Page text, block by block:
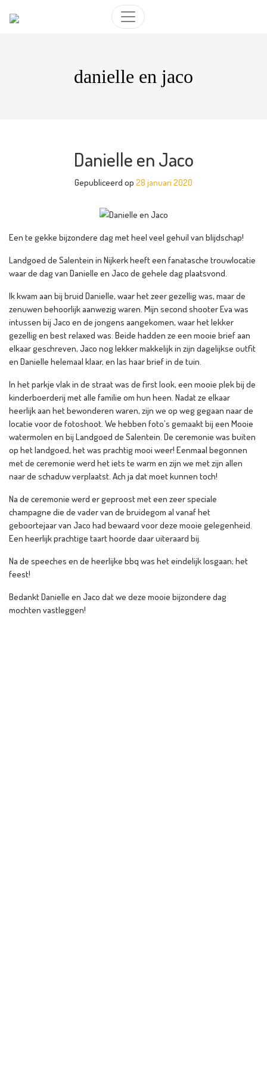
danielle en jaco
Danielle en Jaco
Gepubliceerd op 28 januari 2020
Een te gekke bijzondere dag met heel veel gehuil van blijdschap!
Landgoed de Salentein in Nijkerk heeft een fanatasche trouwlocatie
waar de dag van Danielle en Jaco de gehele dag plaatsvond.
Ik kwam aan bij bruid Danielle, waar het zeer gezellig was, maar de
zenuwen behoorlijk aanwezig waren. Mijn second shooter Eva was
intussen bij Jaco en de jongens aangekomen, waar het lekker
gezellig en best relaxed was. Beide hadden ze een mooie brief aan
elkaar geschreven, Jaco nog lekker makkelijk in zijn dagelijkse outfit
en Danielle helemaal klaar, en las haar brief in de tuin.
In het parkje vlak in de straat was de first look, een mooie plek bij de
kinderboerderij met alle familie om hun heen. Nadat ze elkaar
heerlijk aan het bewonderen waren, zijn we op weg gegaan naar de
locatie voor de fotoshoot. We hebben foto’s gemaakt bij een Mooie
watermolen en bij Landgoed de Salentein. De ceremonie was buiten
op het landgoed, het was prachtig mooi weer! Eenmaal begonnen
met de ceremonie werd het iets te warm en zijn we met zijn allen
naar de schaduw verplaatst. Ach ja dat moet kunnen toch!
Na de ceremonie werd er geproost met een zeer speciale
champagne die de vader van de bruidegom al vanaf het
geboortejaar van Jaco had bewaard voor deze mooie gelegenheid.
Een heerlijk prachtige taart hoorde daar uiteraard bij.
Na de speeches en de heerlijke bbq was het eindelijk losgaan; het
feest!
Bedankt Danielle en Jaco dat we deze mooie bijzondere dag
mochten vastleggen!